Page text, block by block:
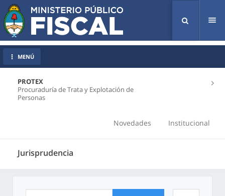
PROTEX
Procuraduría de Trata y Explotación de
Personas
Novedades Institucional
Jurisprudencia
MENÚ